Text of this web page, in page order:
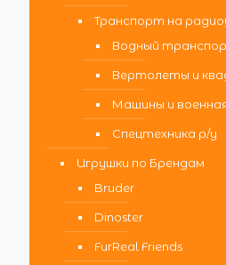
Транспорт на
Водный
Вертолеты и
Машины и
Спецтехника р/у
Игрушки по Брендам
Bruder
Dinoster
FurReal Friends